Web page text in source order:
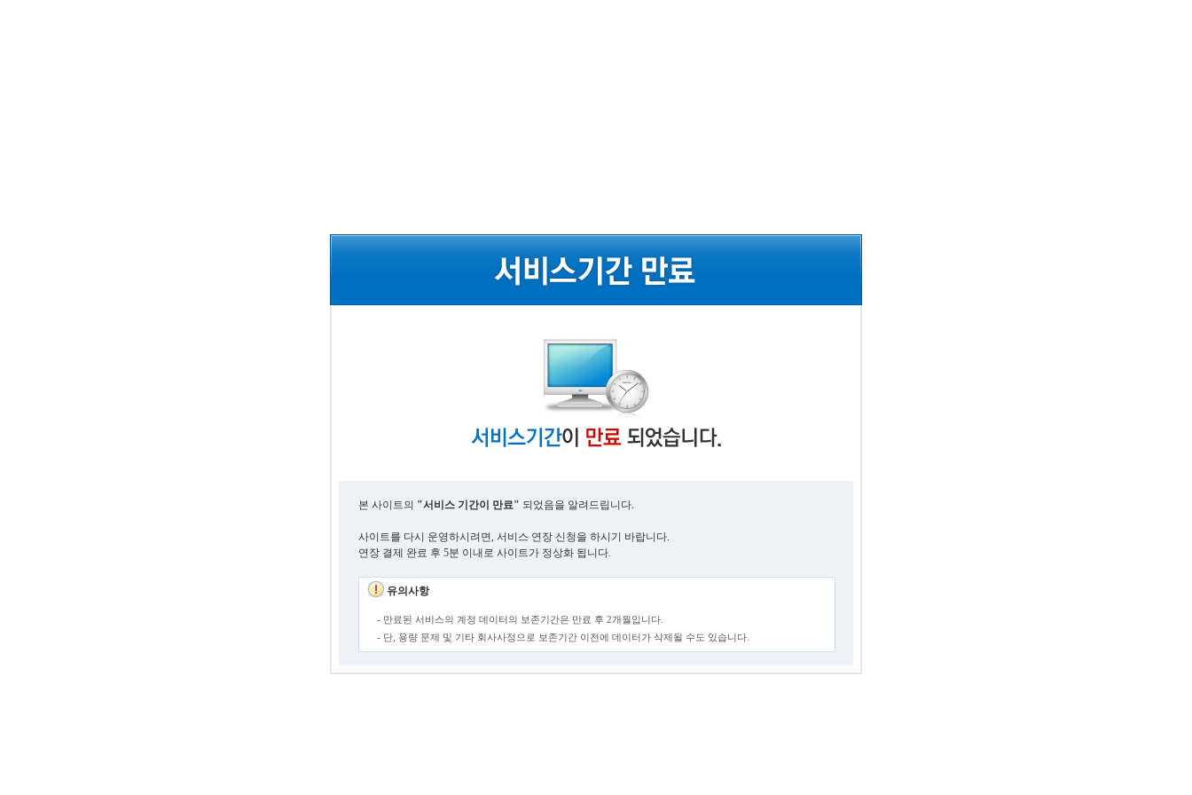
본 사이트의 "서비스 기간이 만료" 되었음을 알려드립니다.
사이트를 다시 운영하시려면, 서비스 연장 신청을 하시기 바랍니다.
연장 결제 완료 후 5분 이내로 사이트가 정상화 됩니다.
유의사항
- 만료된 서비스의 계정 데이터의 보존기간은 만료 후 2개월입니다.
- 단, 용량 문제 및 기타 회사사정으로 보존기간 이전에 데이터가 삭제될 수도 있습니다.